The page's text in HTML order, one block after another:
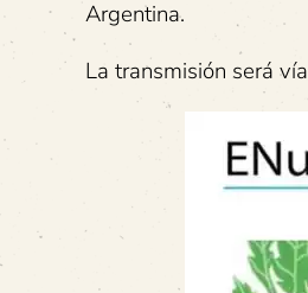
Argentina.
La transmisión será vía